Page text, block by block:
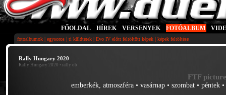
FŐOLDAL HÍREK VERSENYEK FOTÓALBUM
fotoalbumok | egysoros | ti küldtétek | Evo IV előtt feltöltött képek | képek feltöltése
Rally Hungary 2020
Rally Hungary 2020 • rally ob
FTF
emberkék, atmoszféra •vasárnap •szombat •péntek